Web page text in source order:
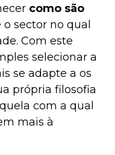
como são
o sector no qual
Com este
selecionar a
se adapte a os
própria filosofia
com a qual
mais à